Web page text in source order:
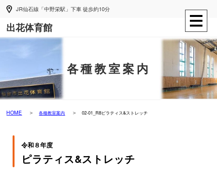
JR仙石線「中野栄駅」下車 徒歩約10分
出花体育館
各種教室案内
HOME 各種教室案内 02-01_R8ピラティス&ストレッチ
令和８年度
ピラティス&ストレッチ